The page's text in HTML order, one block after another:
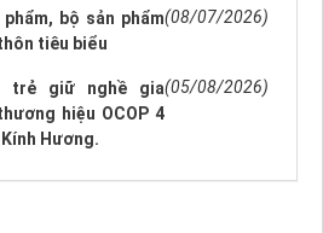
bộ sản phẩm
tiêu biểu
(08/07/2026)
trẻ giữ nghề gia
hiệu OCOP 4
Hương.
(05/08/2026)